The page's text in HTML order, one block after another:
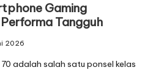
Gaming
Tangguh
2026
adalah salah satu ponsel kelas